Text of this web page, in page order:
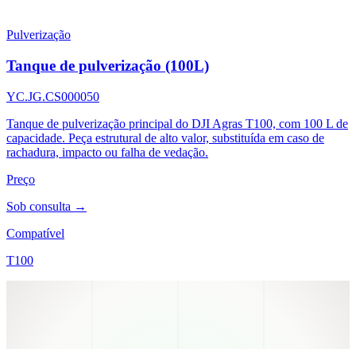
Pulverização
Tanque de pulverização (100L)
YC.JG.CS000050
Tanque de pulverização principal do DJI Agras T100, com 100 L de
capacidade. Peça estrutural de alto valor, substituída em caso de
rachadura, impacto ou falha de vedação.
Preço
Sob consulta →
Compatível
T100